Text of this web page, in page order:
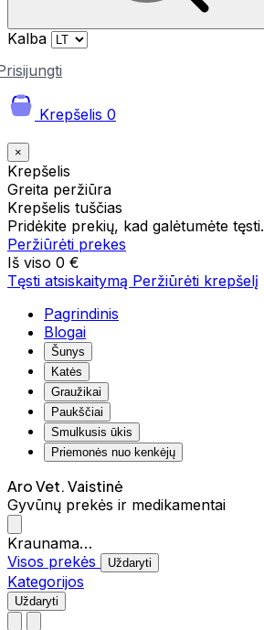
Kalba
Krepšelis 0
×
Krepšelis
Greita peržiūra
Krepšelis tuščias
Pridėkite prekių, kad galėtumėte tęsti.
Peržiūrėti prekes
Iš viso 0 €
Tęsti atsiskaitymą Peržiūrėti krepšelį
Pagrindinis
Blogai
Šunys
Katės
Graužikai
Paukščiai
Smulkusis ūkis
Priemonės nuo kenkėjų
Aro Vet. Vaistinė
Gyvūnų prekės ir medikamentai
Kraunama…
Visos prekės
Uždaryti
Kategorijos
Uždaryti